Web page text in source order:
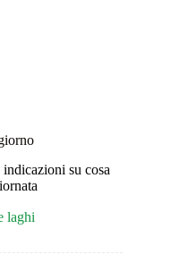
su cosa
laghi